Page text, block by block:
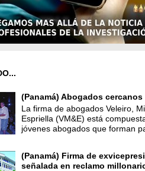
(Panamá) Abogados
La firma de abogados Veleiro,
Espriella (VM&E) está
jóvenes abogados que forman
(Panamá) Firma de
señalada en reclamo